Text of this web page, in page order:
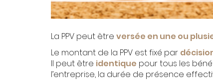
La PPV peut être versée en une ou
Le montant de la PPV est fixé par
Il peut être identique pour tous les
l’entreprise, la durée de présence